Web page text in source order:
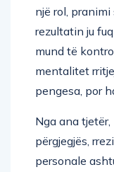
një rol,
rezultatin ju
mund të
mentalitet
pengesa, por
Nga ana
përgjegjës,
personale